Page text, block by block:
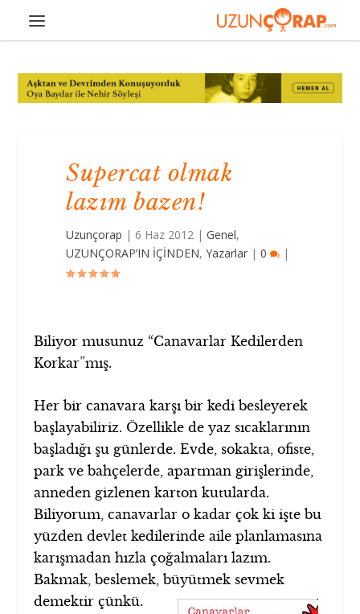
Supercat olmak
lazım bazen!
Uzunçorap | 6 Haz 2012 |Genel,
UZUNÇORAP’IN İÇİNDEN,Yazarlar |0 |
Biliyor musunuz “Canavarlar Kedilerden
Korkar”mış.
Her bir canavara karşı bir kedi besleyerek
başlayabiliriz. Özellikle de yaz sıcaklarının
başladığı şu günlerde. Evde, sokakta, ofiste,
park ve bahçelerde, apartman girişlerinde,
anneden gizlenen karton kutularda.
Biliyorum, canavarlar o kadar çok ki işte bu
yüzden devlet kedilerinde aile planlamasına
karışmadan hızla çoğalmaları lazım.
Bakmak, beslemek, büyütmek sevmek
demektir çünkü.